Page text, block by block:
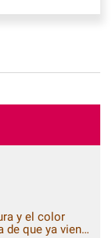
y el color
de que ya viene